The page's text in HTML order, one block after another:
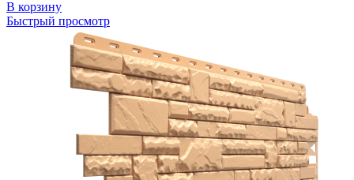
В корзину
Быстрый просмотр